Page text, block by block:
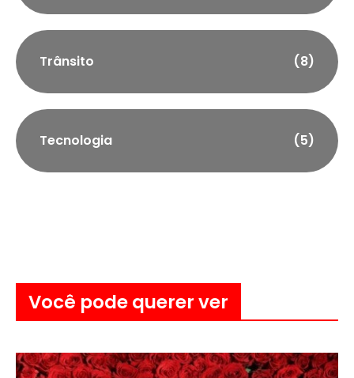
Trânsito (8)
Tecnologia (5)
Você pode querer ver